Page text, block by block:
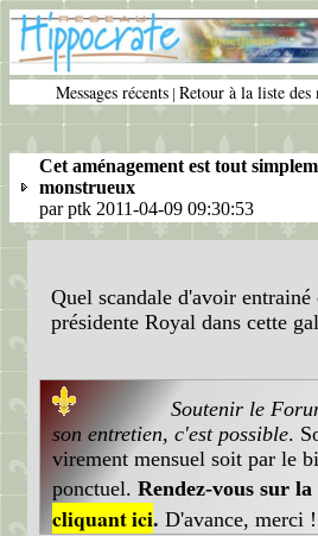
Messages récents | Retour à la liste des
Cet aménagement est tout
monstrueux
par ptk 2011-04-09 09:30:53
Quel scandale d'avoir entrainé
présidente Royal dans cette
Soutenir le
son entretien, c'est possible.
virement mensuel soit par le
ponctuel. Rendez-vous sur la
cliquant ici. D'avance, merci !